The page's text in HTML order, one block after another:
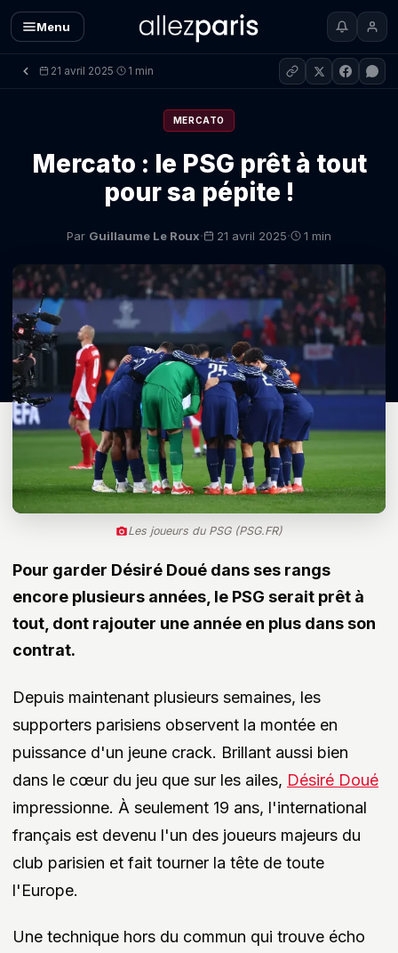
Menu
21 avril 2025· 1 min
MERCATO
Mercato : le PSG prêt à tout
pour sa pépite !
Par Guillaume Le Roux· 21 avril 2025· 1 min
Les joueurs du PSG (PSG.FR)
Pour garder Désiré Doué dans ses rangs
encore plusieurs années, le PSG serait prêt à
tout, dont rajouter une année en plus dans son
contrat.
Depuis maintenant plusieurs semaines, les
supporters parisiens observent la montée en
puissance d'un jeune crack. Brillant aussi bien
dans le cœur du jeu que sur les ailes, Désiré Doué
impressionne. À seulement 19 ans, l'international
français est devenu l'un des joueurs majeurs du
club parisien et fait tourner la tête de toute
l'Europe.
Une technique hors du commun qui trouve écho